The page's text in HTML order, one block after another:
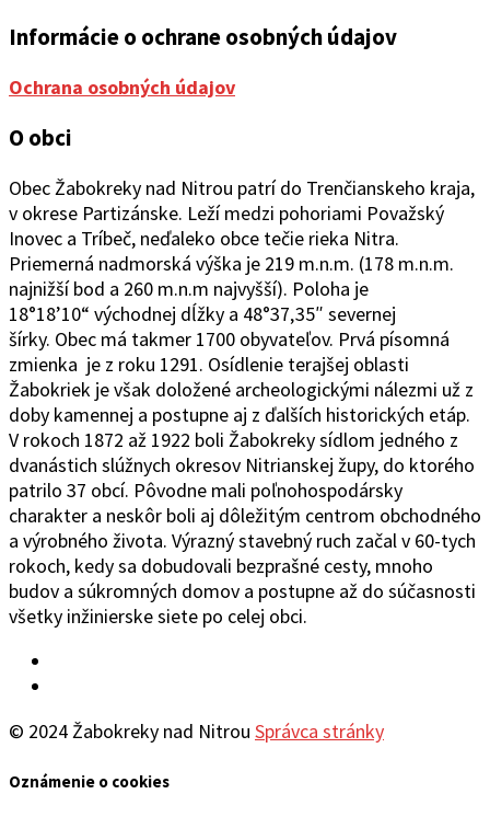
Informácie o ochrane osobných údajov
Ochrana osobných údajov
O obci
Obec Žabokreky nad Nitrou patrí do Trenčianskeho kraja,
v okrese Partizánske. Leží medzi pohoriami Považský
Inovec a Tríbeč, neďaleko obce tečie rieka Nitra.
Priemerná nadmorská výška je 219 m.n.m. (178 m.n.m.
najnižší bod a 260 m.n.m najvyšší). Poloha je
18°18’10“ východnej dĺžky a 48°37‚35″ severnej
šírky. Obec má takmer 1700 obyvateľov. Prvá písomná
zmienka je z roku 1291. Osídlenie terajšej oblasti
Žabokriek je však doložené archeologickými nálezmi už z
doby kamennej a postupne aj z ďalších historických etáp.
V rokoch 1872 až 1922 boli Žabokreky sídlom jedného z
dvanástich slúžnych okresov Nitrianskej župy, do ktorého
patrilo 37 obcí. Pôvodne mali poľnohospodársky
charakter a neskôr boli aj dôležitým centrom obchodného
a výrobného života. Výrazný stavebný ruch začal v 60-tych
rokoch, kedy sa dobudovali bezprašné cesty, mnoho
budov a súkromných domov a postupne až do súčasnosti
všetky inžinierske siete po celej obci.
© 2024 Žabokreky nad Nitrou Správca stránky
Oznámenie o cookies